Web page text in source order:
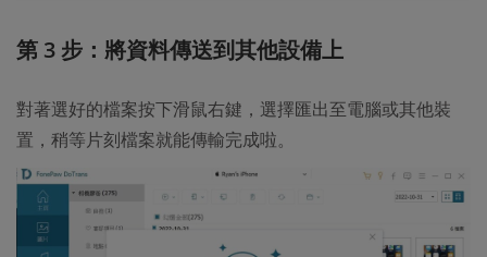
第 3 步：將資料傳送到其他設備上
對著選好的檔案按下滑鼠右鍵，選擇匯出至電腦或其他裝
置，稍等片刻檔案就能傳輸完成啦。